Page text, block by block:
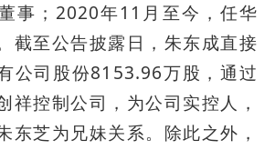
事；2020年11月至今，任华
截至公告披露日，朱东成直接
公司股份8153.96万股，通过
祥控制公司，为公司实控人，
东芝为兄妹关系。除此之外，